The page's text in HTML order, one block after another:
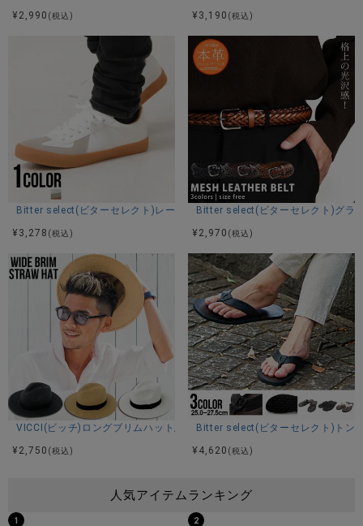
¥ 2,990 (税込)
¥ 3,190 (税込)
Bitter select(ビターセレクト)レースアップローカットスニーカー/全1色
¥ 3,278 (税込)
Bitter select(ビターセレクト)グ
¥ 2,970 (税込)
VICCI(ビッチ)ロングブリムハット/全3色
¥ 2,750 (税込)
Bitter select(ビターセレクト)トン
¥ 4,620 (税込)
人気アイテムランキング
1 2